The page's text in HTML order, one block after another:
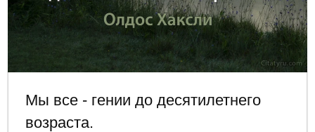
Мы все - гении до десятилетнего
возраста.